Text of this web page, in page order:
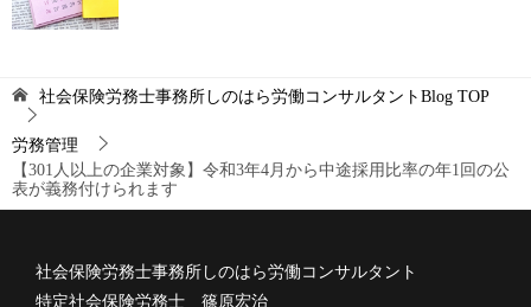
社会保険労務士事務所しのはら労働コンサルタントBlog TOP
労務管理
【301人以上の企業対象】令和3年4月から中途採用比率の年1回の公
表が義務付けられます
社会保険労務士事務所しのはら労働コンサルタント
特定社会保険労務士 篠原宏治